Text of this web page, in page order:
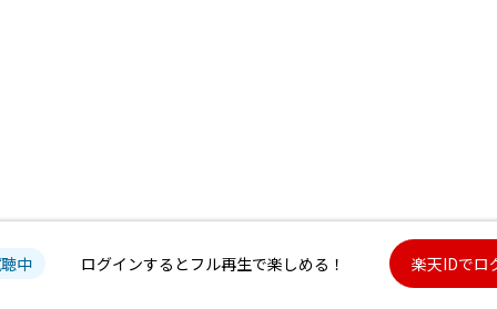
中 ログインするとフル再生で楽しめる！ 楽天IDでロ